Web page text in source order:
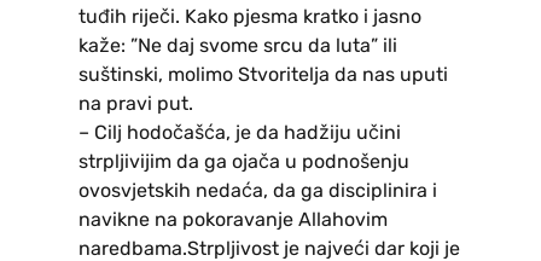
tuđih riječi. Kako pjesma kratko i jasno
kaže: ”Ne daj svome srcu da luta” ili
suštinski, molimo Stvoritelja da nas uputi
na pravi put.
– Cilj hodočašća, je da hadžiju učini
strpljivijim da ga ojača u podnošenju
ovosvjetskih nedaća, da ga disciplinira i
navikne na pokoravanje Allahovim
naredbama.Strpljivost je najveći dar koji je